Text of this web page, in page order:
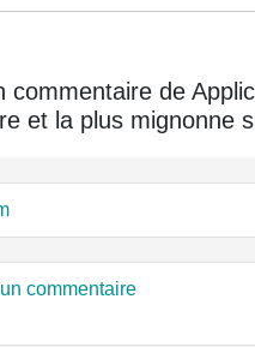
commentaire de
et la plus mignonne